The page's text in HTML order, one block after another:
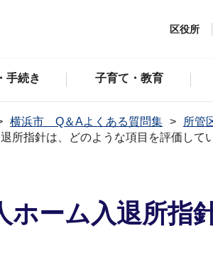
区役所
手続き 子育て・教育
横浜市 Q＆Aよくある質問集 所管
所指針は、どのような項目を評価して
ホーム入退所指